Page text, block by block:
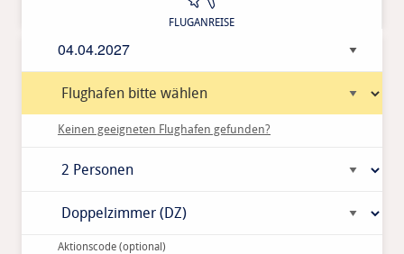
Keinen geeigneten Flughafen gefunden?
Aktionscode(optional)